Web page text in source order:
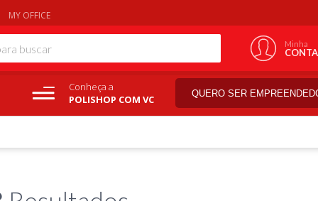
MY OFFICE
Minha
CONTA
Conheça a
POLISHOP COM VC
QUERO SER